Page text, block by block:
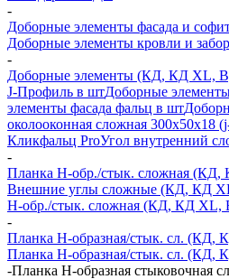
-
Доборные элементы фасада и
Доборные элементы кровли и
-
Доборные элементы (КД, КД XL,
J-Профиль в штДоборные
элементы фасада фальц в шт
околооконная сложная 300х50х18
Кликфальц ProУгол внутренний
-
Планка H-обр./стык. сложная
Внешние углы сложные (КД, КД
H-обр./стык. сложная (КД, КД XL,
-
Планка H-образная/стык. сл.
Планка H-образная/стык. сл.
-Планка Н-образная стыковочная